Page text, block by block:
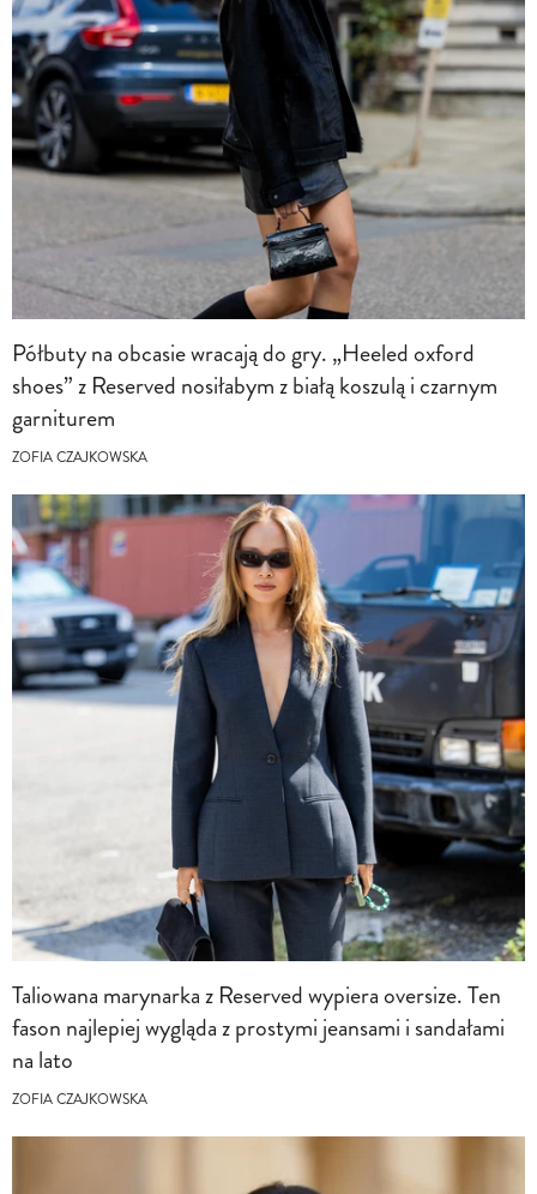
Półbuty na obcasie wracają do gry. „Heeled oxford
shoes” z Reserved nosiłabym z białą koszulą i czarnym
garniturem
ZOFIA CZAJKOWSKA
Taliowana marynarka z Reserved wypiera oversize. Ten
fason najlepiej wygląda z prostymi jeansami i sandałami
na lato
ZOFIA CZAJKOWSKA